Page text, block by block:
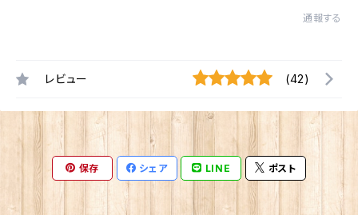
通報する
レビュー (42)
保存 シェア LINE ポスト